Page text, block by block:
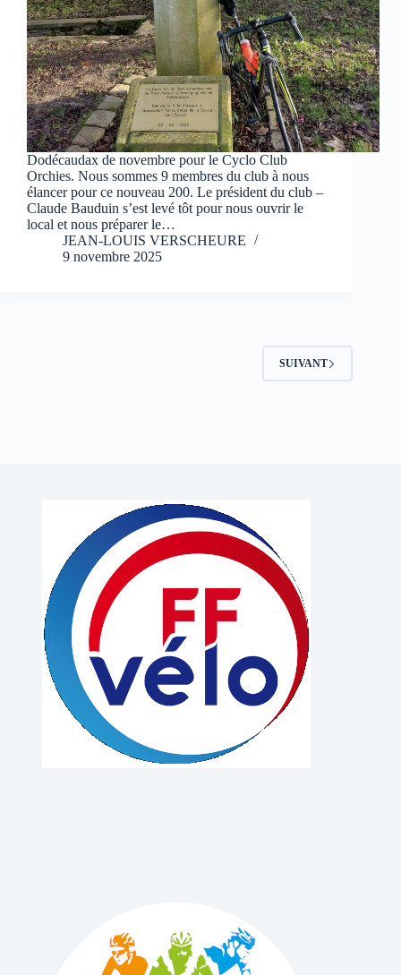
Dodécaudax de novembre pour le Cyclo Club
Orchies. Nous sommes 9 membres du club à nous
élancer pour ce nouveau 200. Le président du club –
Claude Bauduin s’est levé tôt pour nous ouvrir le
local et nous préparer le…
JEAN-LOUIS VERSCHEURE
9 novembre 2025
SUIVANT